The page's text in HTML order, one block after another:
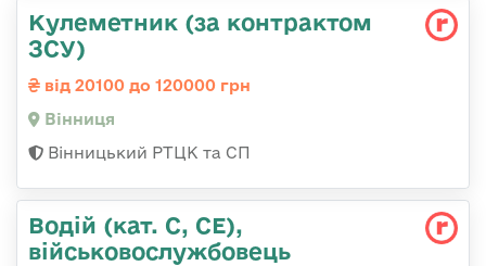
Кулеметник (за контрактом
ЗСУ)
від 20100 до 120000 грн
Вінниця
Вінницький РТЦК та СП
Водій (кат. С, СЕ),
військовослужбовець